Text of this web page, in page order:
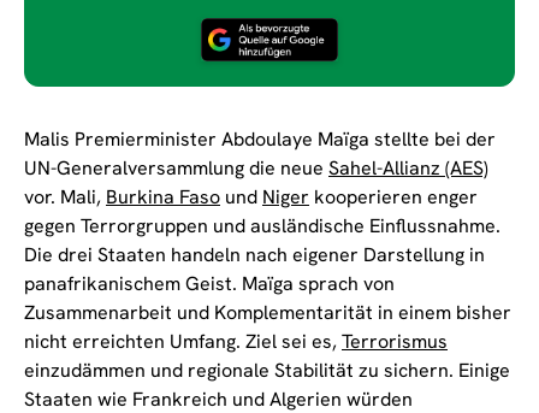
Malis Premierminister Abdoulaye Maïga stellte bei der
UN-Generalversammlung die neue Sahel-Allianz (AES)
vor. Mali, Burkina Faso und Niger kooperieren enger
gegen Terrorgruppen und ausländische Einflussnahme.
Die drei Staaten handeln nach eigener Darstellung in
panafrikanischem Geist. Maïga sprach von
Zusammenarbeit und Komplementarität in einem bisher
nicht erreichten Umfang. Ziel sei es,Terrorismus
einzudämmen und regionale Stabilität zu sichern. Einige
Staaten wie Frankreich und Algerien würden